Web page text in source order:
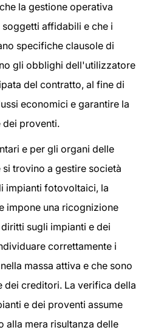
la gestione operativa
affidabili e che i
specifiche clausole di
gli obblighi dell'utilizzatore
del contratto, al fine di
economici e garantire la
dei proventi.
e per gli organi delle
trovino a gestire società
impianti fotovoltaici, la
impone una ricognizione
sugli impianti e dei
correttamente i
massa attiva e che sono
dei creditori. La verifica della
e dei proventi assume
alla mera risultanza delle